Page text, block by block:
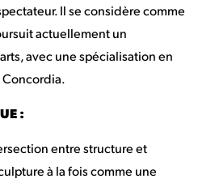
Il se considère comme
actuellement un
avec une spécialisation en
Concordia.
:
entre structure et
à la fois comme une